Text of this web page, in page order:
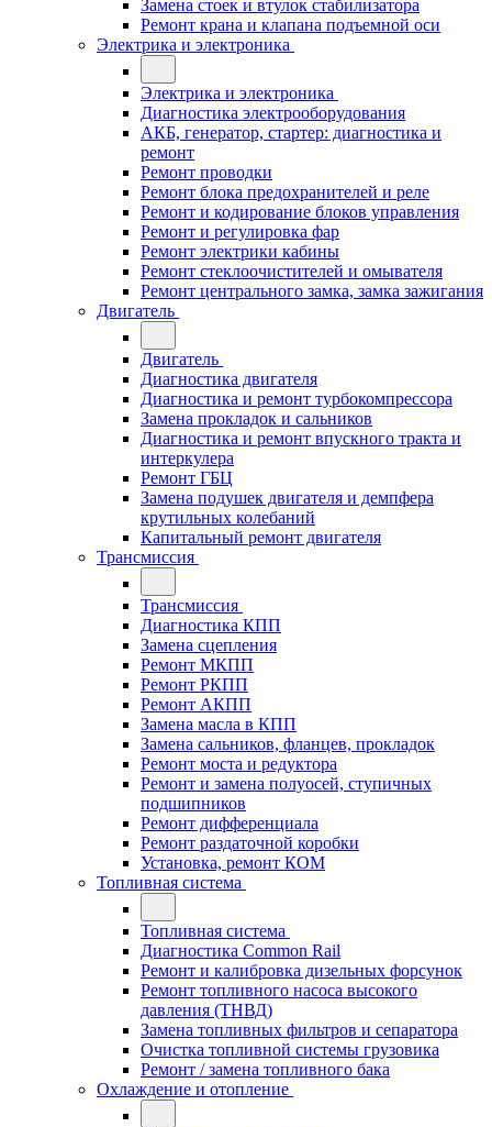
Замена стоек и втулок стабилизатора
Ремонт крана и клапана подъемной оси
Электрика и электроника
Электрика и электроника
Диагностика электрооборудования
АКБ, генератор, стартер: диагностика и
ремонт
Ремонт проводки
Ремонт блока предохранителей и реле
Ремонт и кодирование блоков управления
Ремонт и регулировка фар
Ремонт электрики кабины
Ремонт стеклоочистителей и омывателя
Ремонт центрального замка, замка зажигания
Двигатель
Двигатель
Диагностика двигателя
Диагностика и ремонт турбокомпрессора
Замена прокладок и сальников
Диагностика и ремонт впускного тракта и
интеркулера
Ремонт ГБЦ
Замена подушек двигателя и демпфера
крутильных колебаний
Капитальный ремонт двигателя
Трансмиссия
Трансмиссия
Диагностика КПП
Замена сцепления
Ремонт МКПП
Ремонт РКПП
Ремонт АКПП
Замена масла в КПП
Замена сальников, фланцев, прокладок
Ремонт моста и редуктора
Ремонт и замена полуосей, ступичных
подшипников
Ремонт дифференциала
Ремонт раздаточной коробки
Установка, ремонт КОМ
Топливная система
Топливная система
Диагностика Common Rail
Ремонт и калибровка дизельных форсунок
Ремонт топливного насоса высокого
давления (ТНВД)
Замена топливных фильтров и сепаратора
Очистка топливной системы грузовика
Ремонт / замена топливного бака
Охлаждение и отопление